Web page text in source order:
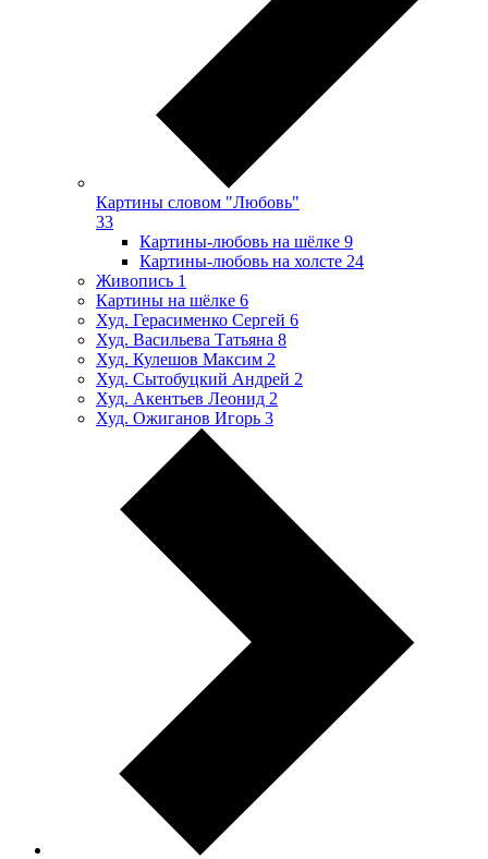
Картины словом "Любовь"
33
Картины-любовь на шёлке 9
Картины-любовь на холсте 24
Живопись 1
Картины на шёлке 6
Худ. Герасименко Сергей 6
Худ. Васильева Татьяна 8
Худ. Кулешов Максим 2
Худ. Сытобуцкий Андрей 2
Худ. Акентьев Леонид 2
Худ. Ожиганов Игорь 3